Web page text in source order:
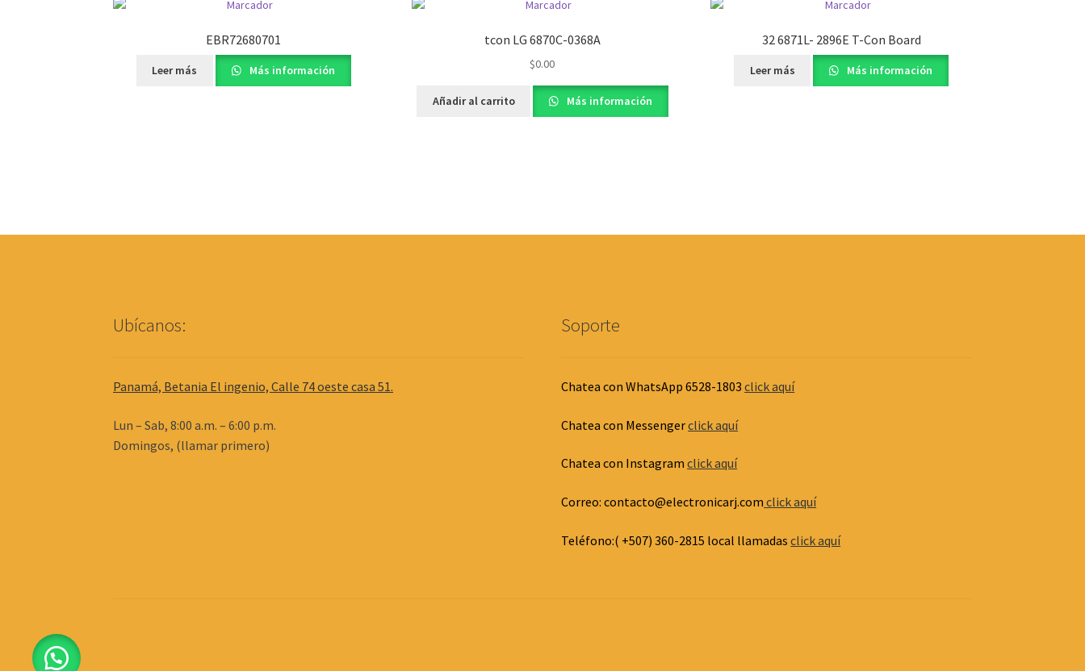
EBR72680701
Leer más Más información
tcon LG 6870C-0368A
$0.00
Añadir al carrito Más información
32 6871L- 2896E T-Con Board
Leer más Más información
Ubícanos:
Panamá, Betania El ingenio, Calle 74 oeste casa 51.
Lun – Sab, 8:00 a.m. – 6:00 p.m.
Domingos, (llamar primero)
Soporte
Chatea con WhatsApp 6528-1803click aquí
Chatea con Messengerclick aquí
Chatea con Instagramclick aquí
Correo: contacto@electronicarj.com click aquí
Teléfono:( +507) 360-2815 local llamadasclick aquí